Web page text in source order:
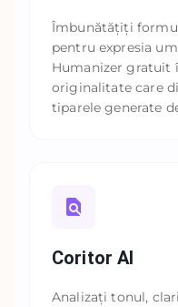
Îmbunătățiți
pentru expresia
Humanizer gratuit
originalitate care
tiparele generate
Coritor AI
Analizați tonul,